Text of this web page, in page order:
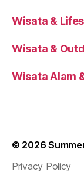
Wisata &
Wisata &
Wisata Alam
© 2026
Privacy Policy